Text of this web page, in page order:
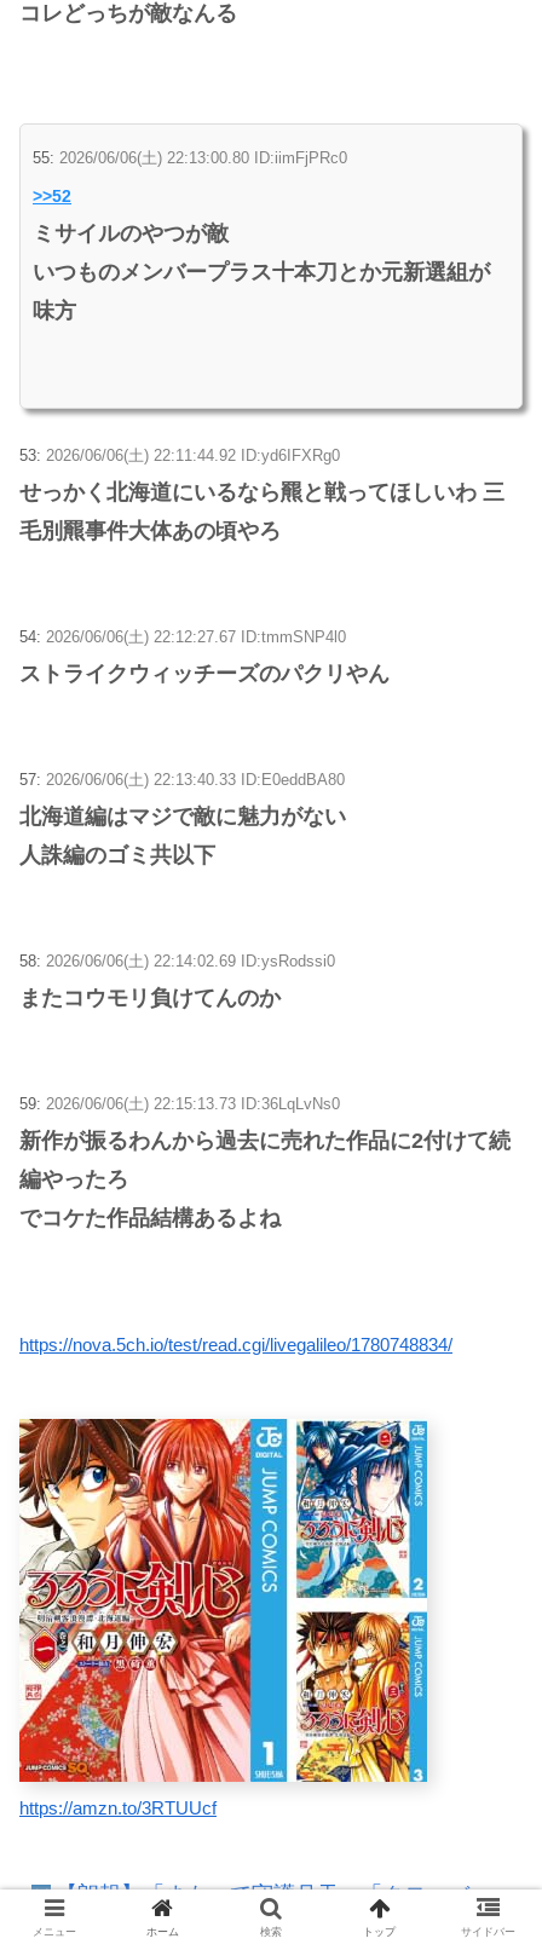
コレどっちが敵なんる
55: 2026/06/06(土) 22:13:00.80 ID:iimFjPRc0
>>52
ミサイルのやつが敵
いつものメンバープラス十本刀とか元新選組が
味方
53: 2026/06/06(土) 22:11:44.92 ID:yd6IFXRg0
せっかく北海道にいるなら羆と戦ってほしいわ 三
毛別羆事件大体あの頃やろ
54: 2026/06/06(土) 22:12:27.67 ID:tmmSNP4l0
ストライクウィッチーズのパクリやん
57: 2026/06/06(土) 22:13:40.33 ID:E0eddBA80
北海道編はマジで敵に魅力がない
人誅編のゴミ共以下
58: 2026/06/06(土) 22:14:02.69 ID:ysRodssi0
またコウモリ負けてんのか
59: 2026/06/06(土) 22:15:13.73 ID:36LqLvNs0
新作が振るわんから過去に売れた作品に2付けて続
編やったろ
でコケた作品結構あるよね
https://nova.5ch.io/test/read.cgi/livegalileo/1780748834/
https://amzn.to/3RTUUcf
【朗報】「まもって守護月天」「クローバー」
が99円セールｗｗｗｗｗｗｗｗｗｗｗｗ
メニュー ホーム 検索 トップ サイドバー